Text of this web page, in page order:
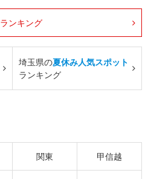
ランキング
埼玉県の夏休み人気スポット
ランキング
関東 甲信越